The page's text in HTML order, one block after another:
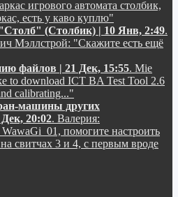
игрового автомата столбик,
есть у каво куплю"
(Столбик) | 10 Янв, 2:49.
Мэллстрой: "Скажите есть ещё
файлов | 21 Дек, 15:55. Mie
to download ICT BA Test Tool 2.6
calibrating..."
машины других
20:02. Валерия:
WawaGi_01, помогите настроить
свитчах 3 и 4, с первым вроде